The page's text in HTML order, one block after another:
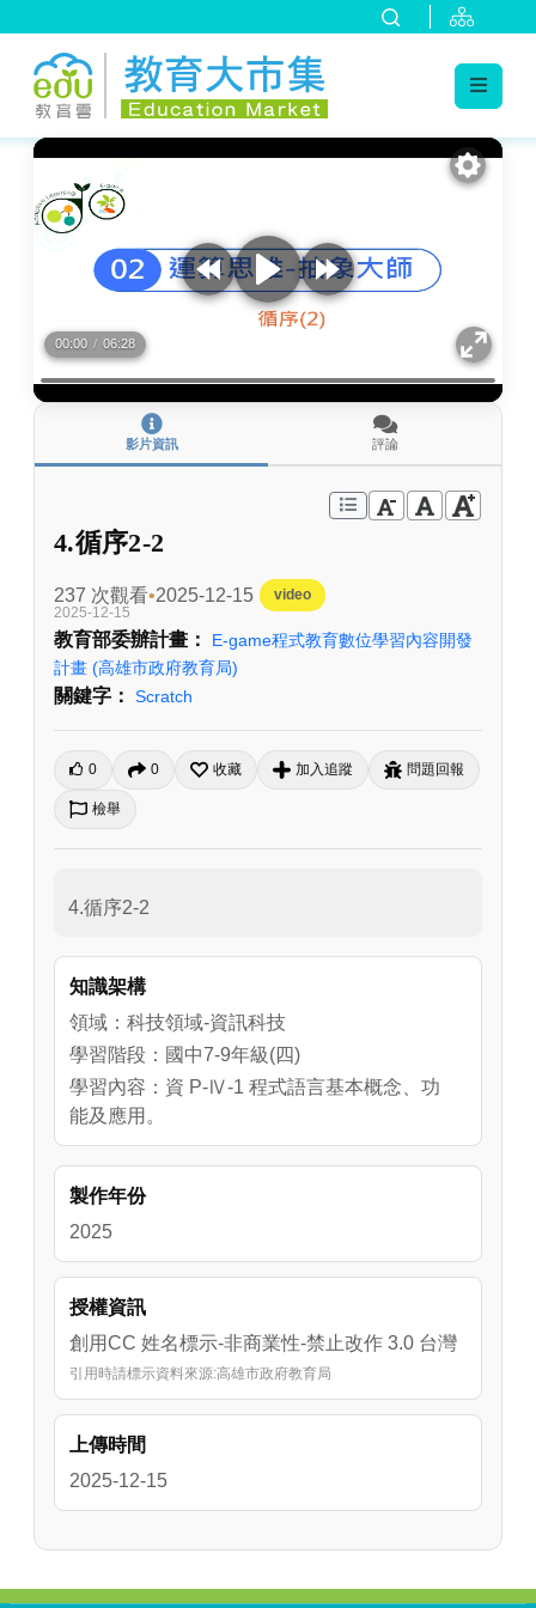
:::
00:00 / 06:28
影片資訊 評論
4.循序2-2
237 次觀看 2025-12-15
video
2025-12-15
教育部委辦計畫：
E-game程式教育數位學習內容開發
計畫 (高雄市政府教育局)
關鍵字： Scratch
0 0 收藏 加入追蹤 問題回報
檢舉
4.循序2-2
知識架構
領域：科技領域-資訊科技
學習階段：國中7-9年級(四)
學習內容：資 P-Ⅳ-1 程式語言基本概念、功
能及應用。
製作年份
2025
授權資訊
創用CC 姓名標示-非商業性-禁止改作 3.0 台灣
引用時請標示資料來源:高雄市政府教育局
上傳時間
2025-12-15